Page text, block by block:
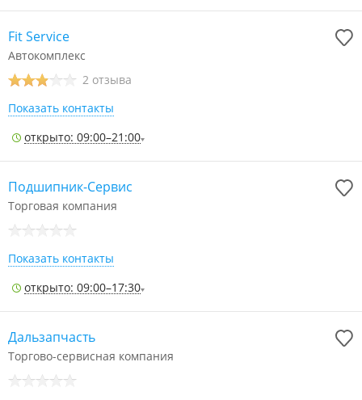
Fit Service
Автокомплекс
2 отзыва
Показать контакты
открыто: 09:00–21:00
Подшипник-Сервис
Торговая компания
Показать контакты
открыто: 09:00–17:30
Дальзапчасть
Торгово-сервисная компания